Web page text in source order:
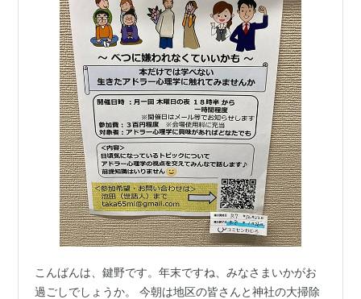
こんばんは、鍵野です。年末ですね、みなさまいかがお
過ごしでしょうか。 今朝は地区の皆さんと神社の大掃除